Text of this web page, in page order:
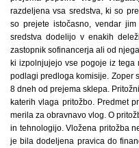
razdeljena vsa sredstva, ki so
so prejete istočasno, vendar
sredstva dodelijo v enakih
zastopnik sofinancerja ali od
ki izpolnjujejo vse pogoje iz tega
podlagi predloga komisije. Zoper
8 dneh od prejema sklepa.
katerih vlaga pritožbo. Predmet
merila za obravnavo vlog. O
in tehnologijo. Vložena pritožba
je bila dodeljena pravica do